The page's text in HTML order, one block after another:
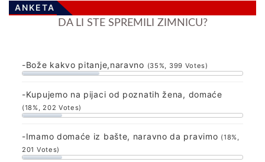
ANKETA
DA LI STE SPREMILI ZIMNICU?
-Bože kakvo pitanje,naravno (35%, 399 Votes)
-Kupujemo na pijaci od poznatih žena, domaće
(18%, 202 Votes)
-Imamo domaće iz bašte, naravno da pravimo (18%,
201 Votes)